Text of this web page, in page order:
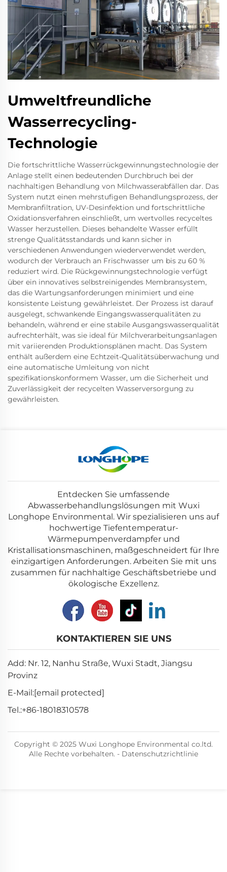
Umweltfreundliche
Wasserrecycling-
Technologie
Die fortschrittliche Wasserrückgewinnungstechnologie der
Anlage stellt einen bedeutenden Durchbruch bei der
nachhaltigen Behandlung von Milchwasserabfällen dar. Das
System nutzt einen mehrstufigen Behandlungsprozess, der
Membranfiltration, UV-Desinfektion und fortschrittliche
Oxidationsverfahren einschließt, um wertvolles recyceltes
Wasser herzustellen. Dieses behandelte Wasser erfüllt
strenge Qualitätsstandards und kann sicher in
verschiedenen Anwendungen wiederverwendet werden,
wodurch der Verbrauch an Frischwasser um bis zu 60 %
reduziert wird. Die Rückgewinnungstechnologie verfügt
über ein innovatives selbstreinigendes Membransystem,
das die Wartungsanforderungen minimiert und eine
konsistente Leistung gewährleistet. Der Prozess ist darauf
ausgelegt, schwankende Eingangswasserqualitäten zu
behandeln, während er eine stabile Ausgangswasserqualität
aufrechterhält, was sie ideal für Milchverarbeitungsanlagen
mit variierenden Produktionsplänen macht. Das System
enthält außerdem eine Echtzeit-Qualitätsüberwachung und
eine automatische Umleitung von nicht
spezifikationskonformem Wasser, um die Sicherheit und
Zuverlässigkeit der recycelten Wasserversorgung zu
gewährleisten.
Entdecken Sie umfassende
Abwasserbehandlungslösungen mit Wuxi
Longhope Environmental. Wir spezialisieren uns auf
hochwertige Tiefentemperatur-
Wärmepumpenverdampfer und
Kristallisationsmaschinen, maßgeschneidert für Ihre
einzigartigen Anforderungen. Arbeiten Sie mit uns
zusammen für nachhaltige Geschäftsbetriebe und
ökologische Exzellenz.
KONTAKTIEREN SIE UNS
Add: Nr. 12, Nanhu Straße, Wuxi Stadt, Jiangsu
Provinz
E-Mail:[email protected]
Tel.:+86-18018310578
Copyright © 2025 Wuxi Longhope Environmental co.ltd.
Alle Rechte vorbehalten. - Datenschutzrichtlinie